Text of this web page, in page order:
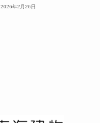
2026年2月26日